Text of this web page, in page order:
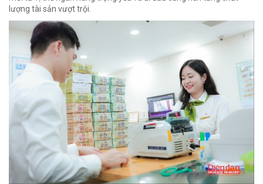
lượng tài sản vượt trội.